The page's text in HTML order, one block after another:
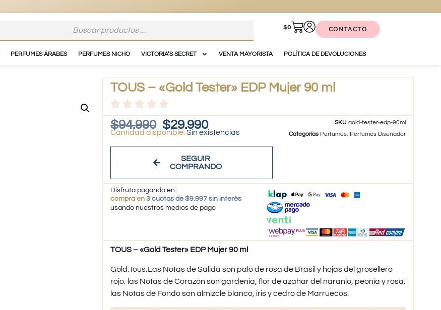
$0 CONTACTO
PERFUMES ÁRABES PERFUMES NICHO VICTORIA’S SECRET VENTA MAYORISTA POLÍTICA DE DEVOLUCIONES
TOUS – «Gold Tester» EDP Mujer 90 ml
$94.990 $29.990
Sin existencias
SEGUIR
COMPRANDO
SKUgold-tester-edp-90ml
Categorías Perfumes, Perfumes Diseñador
Disfruta pagando en:
compra en 3 cuotas de $9.997 sin interés
usando nuestros medios de pago
TOUS – «Gold Tester» EDP Mujer 90 ml
Gold;Tous;Las Notas de Salida son palo de rosa de Brasil y hojas del grosellero
rojo; las Notas de Corazón son gardenia, flor de azahar del naranjo, peonía y rosa;
las Notas de Fondo son almizcle blanco, iris y cedro de Marruecos.​